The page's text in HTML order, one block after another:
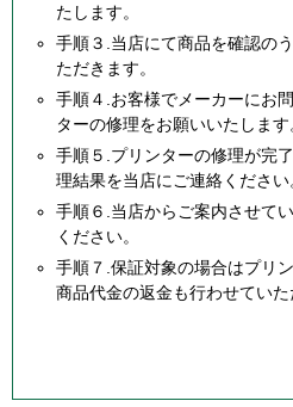
たします。
手順３.当店にて商品を確認の
ただきます。
手順４.お客様でメーカーにお
ターの修理をお願いいたします
手順５.プリンターの修理が完
理結果を当店にご連絡ください
手順６.当店からご案内させて
ください。
手順７.保証対象の場合はプリ
商品代金の返金も行わせていた